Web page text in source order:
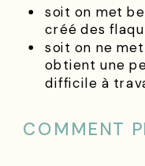
soit on met
créé des
soit on ne
obtient une
difficile à
COMMENT